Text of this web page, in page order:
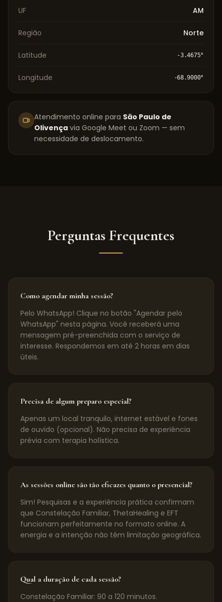
UF AM
Região Norte
Latitude -3.4675°
Longitude -68.9000°
Atendimento online para São Paulo de
Olivença via Google Meet ou Zoom — sem
necessidade de deslocamento.
Perguntas Frequentes
Como agendar minha sessão?
Pelo WhatsApp! Clique no botão "Agendar pelo
WhatsApp" nesta página. Você receberá uma
mensagem pré-preenchida com o serviço de
interesse. Respondemos em até 2 horas em dias
úteis.
Precisa de algum preparo especial?
Apenas um local tranquilo, internet estável e fones
de ouvido (opcional). Não precisa de experiência
prévia com terapia holística.
As sessões online são tão eficazes quanto o presencial?
Sim! Pesquisas e a experiência prática confirmam
que Constelação Familiar, ThetaHealing e EFT
funcionam perfeitamente no formato online. A
energia e a intenção não têm limitação geográfica.
Qual a duração de cada sessão?
Constelação Familiar: 90 a 120 minutos.